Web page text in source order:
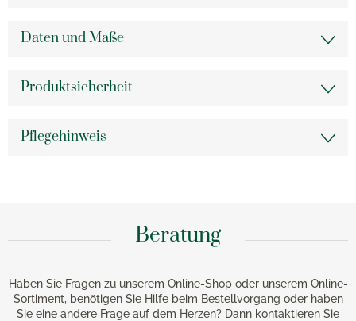
Daten und Maße
Produktsicherheit
Pflegehinweis
Beratung
Haben Sie Fragen zu unserem Online-Shop oder unserem Online-
Sortiment, benötigen Sie Hilfe beim Bestellvorgang oder haben
Sie eine andere Frage auf dem Herzen? Dann kontaktieren Sie